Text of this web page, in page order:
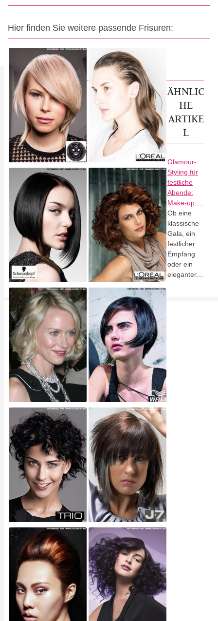
Hier finden Sie weitere passende Frisuren:
ÄHNLIC
HE
ARTIKE
L
Glamour-
Styling für
festliche
Abende:
Make-up,…
Ob eine
klassische
Gala, ein
festlicher
Empfang
oder ein
eleganter…